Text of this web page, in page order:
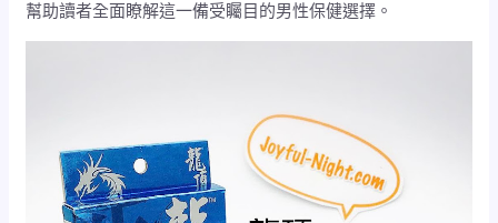
幫助讀者全面瞭解這一備受矚目的男性保健選擇。